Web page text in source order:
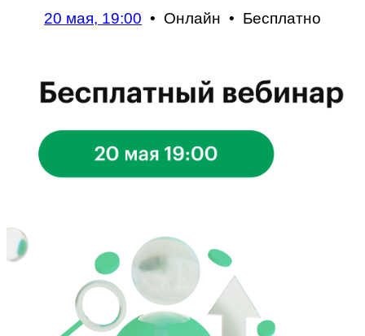
20 мая, 19:00 • Онлайн • Бесплатно